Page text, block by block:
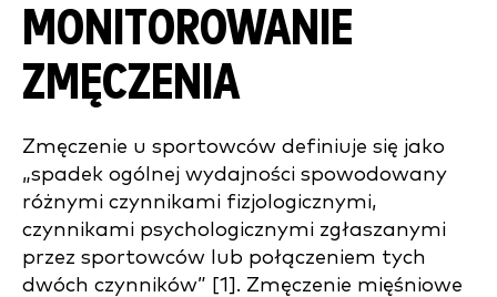
MONITOROWANIE
ZMĘCZENIA
Zmęczenie u sportowców definiuje się jako
„spadek ogólnej wydajności spowodowany
różnymi czynnikami fizjologicznymi,
czynnikami psychologicznymi zgłaszanymi
przez sportowców lub połączeniem tych
dwóch czynników” [1]. Zmęczenie mięśniowe